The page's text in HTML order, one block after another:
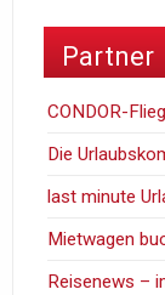
Partner
CONDOR-
Die
last minute
Mietwagen
Reisenews –